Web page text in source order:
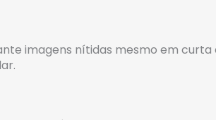
imagens nítidas mesmo em curta